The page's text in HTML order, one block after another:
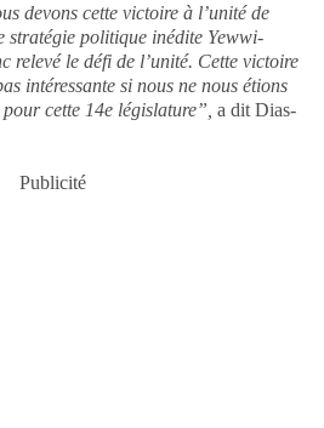
devons cette victoire à l’unité de
stratégie politique inédite Yewwi-
relevé le défi de l’unité. Cette victoire
intéressante si nous ne nous étions
cette 14e législature”, a dit Dias-
Publicité